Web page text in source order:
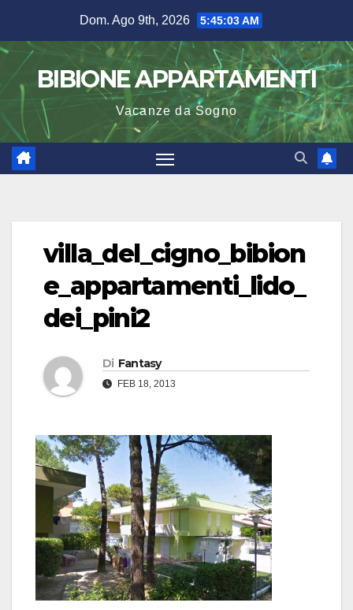
contenuto
Dom. Ago 9th, 2026 5:45:04 AM
BIBIONE APPARTAMENTI
Vacanze da Sogno
villa_del_cigno_bibion
e_appartamenti_lido_
dei_pini2
Di Fantasy
FEB 18, 2013